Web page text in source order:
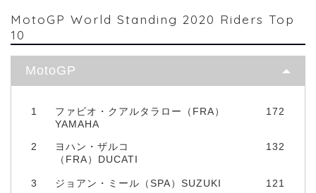
MotoGP World Standing 2020 Riders Top
10
MotoGP
1
ファビオ・クアルタラロー（FRA）
YAMAHA
172
2
ヨハン・ザルコ
（FRA）DUCATI
132
3 ジョアン・ミール（SPA）SUZUKI 121